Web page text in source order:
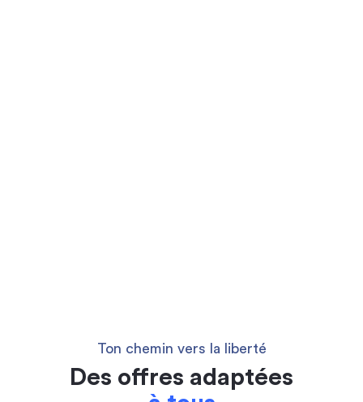
Ton chemin vers la liberté
Des offres adaptées